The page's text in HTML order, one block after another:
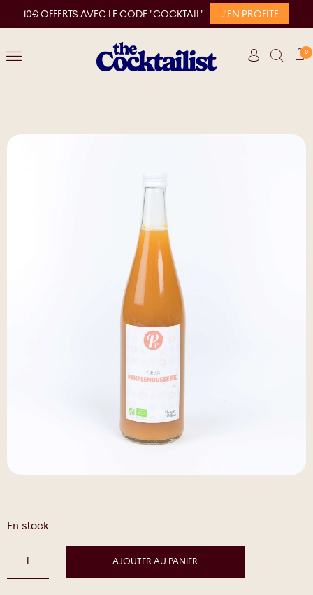
10€ OFFERTS AVEC LE CODE "COCKTAIL" J'EN PROFITE
0
En stock
AJOUTER AU PANIER